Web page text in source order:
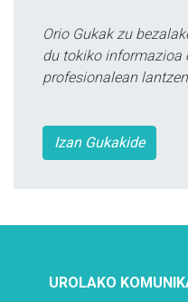
Orio Gukak zu
du tokiko informazioa
profesionalean
Izan Gukakide
UROLAKO